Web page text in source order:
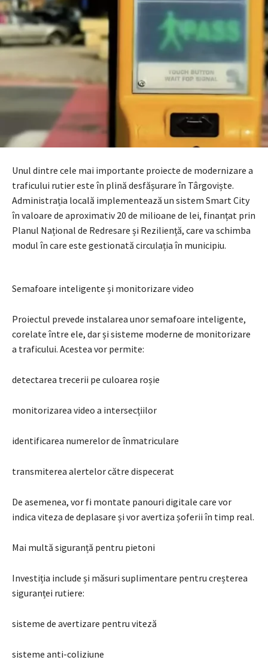
Unul dintre cele mai importante proiecte de modernizare a
traficului rutier este în plină desfășurare în Târgoviște.
Administrația locală implementează un sistem Smart City
în valoare de aproximativ 20 de milioane de lei, finanțat prin
Planul Național de Redresare și Reziliență, care va schimba
modul în care este gestionată circulația în municipiu.
Semafoare inteligente și monitorizare video
Proiectul prevede instalarea unor semafoare inteligente,
corelate între ele, dar și sisteme moderne de monitorizare
a traficului. Acestea vor permite:
detectarea trecerii pe culoarea roșie
monitorizarea video a intersecțiilor
identificarea numerelor de înmatriculare
transmiterea alertelor către dispecerat
De asemenea, vor fi montate panouri digitale care vor
indica viteza de deplasare și vor avertiza șoferii în timp real.
Mai multă siguranță pentru pietoni
Investiția include și măsuri suplimentare pentru creșterea
siguranței rutiere:
sisteme de avertizare pentru viteză
sisteme anti-coliziune